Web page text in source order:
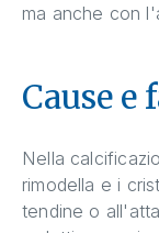
ma anche con
Cause
Nella
rimodella e i
tendine o